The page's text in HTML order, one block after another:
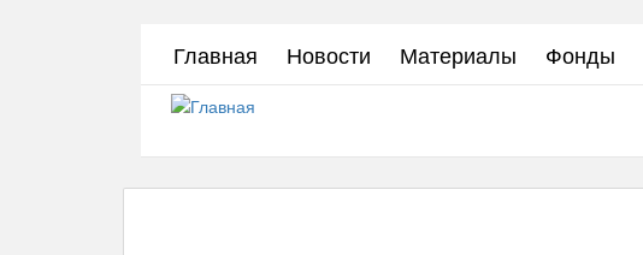
Главная Новости Материалы Фонды